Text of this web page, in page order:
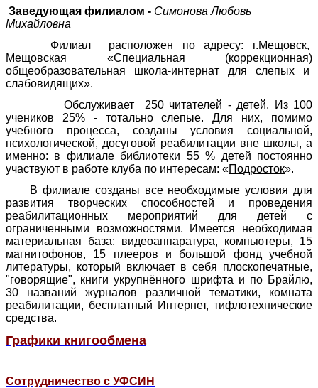
Заведующая филиалом - Симонова Любовь
Михайловна
Филиал расположен по адресу: г.Мещовск,
Мещовская «Специальная (коррекционная)
общеобразовательная школа-интернат для слепых и
слабовидящих».
Обслуживает 250 читателей - детей. Из 100
учеников 25% - тотально слепые. Для них, помимо
учебного процесса, созданы условия социальной,
психологической, досуговой реабилитации вне школы, а
именно: в филиале библиотеки 55 % детей постоянно
участвуют в работе клуба по интересам: «Подросток».
В филиале созданы все необходимые условия для
развития творческих способностей и проведения
реабилитационных мероприятий для детей с
ограниченными возможностями. Имеется необходимая
материальная база: видеоаппаратура, компьютеры, 15
магнитофонов, 15 плееров и большой фонд учебной
литературы, который включает в себя плоскопечатные,
"говорящие", книги укрупнённого шрифта и по Брайлю,
30 названий журналов различной тематики, комната
реабилитации, бесплатный Интернет, тифлотехнические
средства.
Графики книгообмена
Сотрудничество с УФСИН